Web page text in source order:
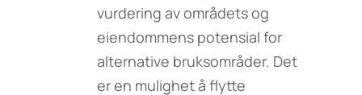
vurdering av områdets og
eiendommens potensial for
alternative bruksområder. Det
er en mulighet å flytte